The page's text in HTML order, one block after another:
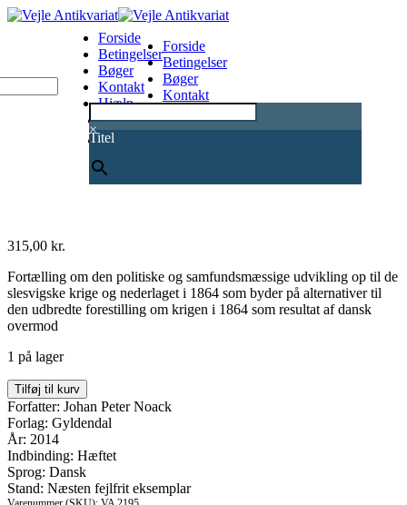
×
Titel
Forside
Betingelser
Bøger
Kontakt
Hjælp
0
Forside
Betingelser
Bøger
Kontakt
315,00 kr.
Fortælling om den politiske og samfundsmæssige udvikling op til de
slesvigske krige og nederlaget i 1864 som byder på alternativer til
den udbredte forestilling om krigen i 1864 som resultat af dansk
overmod
1 på lager
Da
Danmark
blev
Danmark.
Fortællinger
af
forhistorien
til
Tilføj til kurv
Forfatter: Johan Peter Noack
Forlag: Gyldendal
År: 2014
Indbinding: Hæftet
Sprog: Dansk
Stand: Næsten fejlfrit eksemplar